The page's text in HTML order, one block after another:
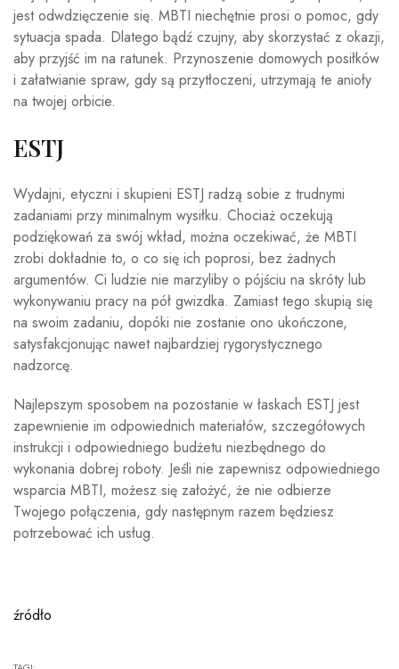
jest odwdzięczenie się. MBTI niechętnie prosi o pomoc, gdy
sytuacja spada. Dlatego bądź czujny, aby skorzystać z okazji,
aby przyjść im na ratunek. Przynoszenie domowych posiłków
i załatwianie spraw, gdy są przytłoczeni, utrzymają te anioły
na twojej orbicie.
ESTJ
Wydajni, etyczni i skupieni ESTJ radzą sobie z trudnymi
zadaniami przy minimalnym wysiłku. Chociaż oczekują
podziękowań za swój wkład, można oczekiwać, że MBTI
zrobi dokładnie to, o co się ich poprosi, bez żadnych
argumentów. Ci ludzie nie marzyliby o pójściu na skróty lub
wykonywaniu pracy na pół gwizdka. Zamiast tego skupią się
na swoim zadaniu, dopóki nie zostanie ono ukończone,
satysfakcjonując nawet najbardziej rygorystycznego
nadzorcę.
Najlepszym sposobem na pozostanie w łaskach ESTJ jest
zapewnienie im odpowiednich materiałów, szczegółowych
instrukcji i odpowiedniego budżetu niezbędnego do
wykonania dobrej roboty. Jeśli nie zapewnisz odpowiedniego
wsparcia MBTI, możesz się założyć, że nie odbierze
Twojego połączenia, gdy następnym razem będziesz
potrzebować ich usług.
źródło